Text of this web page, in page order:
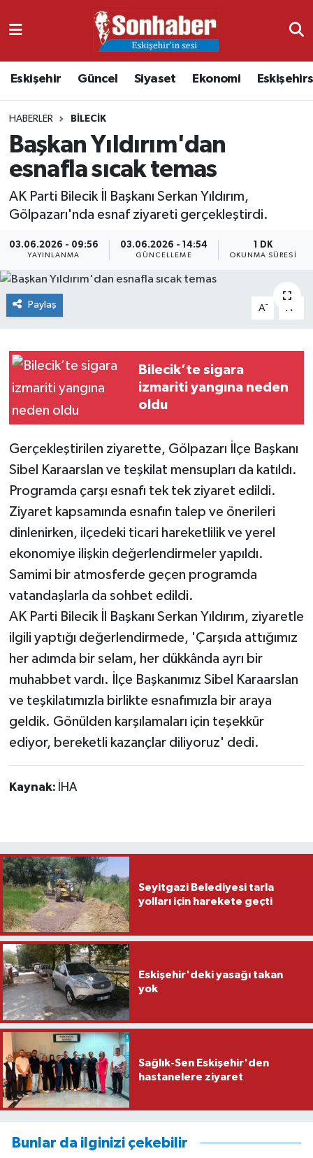
Eskişehir Güncel Siyaset Ekonomi
HABERLER BILECIK
Başkan Yıldırım'dan
esnafla sıcak temas
AK Parti Bilecik İl Başkanı Serkan Yıldırım,
Gölpazarı'nda esnaf ziyareti gerçekleştirdi.
03.06.2026 - 09:56
YAYINLANMA
03.06.2026 - 14:54
GÜNCELLEME
1 DK
OKUNMA SÜRESI
Paylaş A- A
Bilecik’te sigara
izmariti yangına neden
oldu
Gerçekleştirilen ziyarette, Gölpazarı İlçe Başkanı
Sibel Karaarslan ve teşkilat mensupları da katıldı.
Programda çarşı esnafı tek tek ziyaret edildi.
Ziyaret kapsamında esnafın talep ve önerileri
dinlenirken, ilçedeki ticari hareketlilik ve yerel
ekonomiye ilişkin değerlendirmeler yapıldı.
Samimi bir atmosferde geçen programda
vatandaşlarla da sohbet edildi.
AK Parti Bilecik İl Başkanı Serkan Yıldırım, ziyaretle
ilgili yaptığı değerlendirmede, 'Çarşıda attığımız
her adımda bir selam, her dükkânda ayrı bir
muhabbet vardı. İlçe Başkanımız Sibel Karaarslan
ve teşkilatımızla birlikte esnafımızla bir araya
geldik. Gönülden karşılamaları için teşekkür
ediyor, bereketli kazançlar diliyoruz' dedi.
Kaynak: İHA
Seyitgazi Belediyesi tarla
yolları için harekete geçti
Eskişehir'deki yasağı takan
yok
Sağlık-Sen Eskişehir'den
hastanelere ziyaret
Bunlar da ilginizi çekebilir
Ekonomi
Güncel
Kültür & Sanat
Sağlık
Spor
Nöbetçi Eczaneler
Namaz Vakitleri
Trafik Durumu
Süper Lig Puan Durumu ve Fikstür
Haber Arşivi